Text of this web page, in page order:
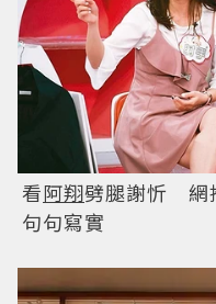
看阿翔劈腿謝忻 網
句句寫實